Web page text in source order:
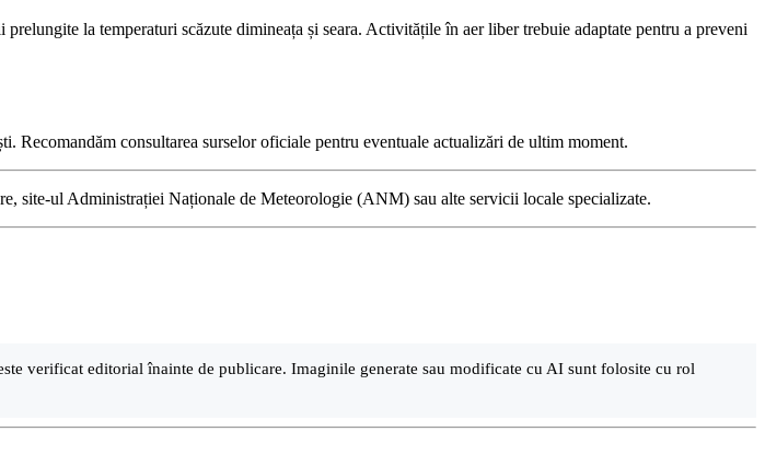
la temperaturi scăzute dimineața și seara. Activitățile în aer liber trebuie adaptate pentru a preveni
consultarea surselor oficiale pentru eventuale actualizări de ultim moment.
site-ul Administrației Naționale de Meteorologie (ANM) sau alte servicii locale specializate.
verificat editorial înainte de publicare. Imaginile generate sau modificate cu AI sunt folosite cu rol